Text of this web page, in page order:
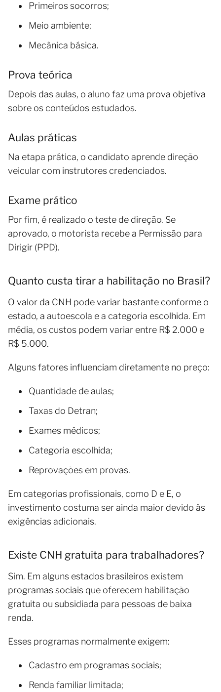
Primeiros socorros;
Meio ambiente;
Mecânica básica.
Prova teórica
Depois das aulas, o aluno faz uma prova objetiva
sobre os conteúdos estudados.
Aulas práticas
Na etapa prática, o candidato aprende direção
veicular com instrutores credenciados.
Exame prático
Por fim, é realizado o teste de direção. Se
aprovado, o motorista recebe a Permissão para
Dirigir (PPD).
Quanto custa tirar a habilitação no Brasil?
O valor da CNH pode variar bastante conforme o
estado, a autoescola e a categoria escolhida. Em
média, os custos podem variar entre R$ 2.000 e
R$ 5.000.
Alguns fatores influenciam diretamente no preço:
Quantidade de aulas;
Taxas do Detran;
Exames médicos;
Categoria escolhida;
Reprovações em provas.
Em categorias profissionais, como D e E, o
investimento costuma ser ainda maior devido às
exigências adicionais.
Existe CNH gratuita para trabalhadores?
Sim. Em alguns estados brasileiros existem
programas sociais que oferecem habilitação
gratuita ou subsidiada para pessoas de baixa
renda.
Esses programas normalmente exigem:
Cadastro em programas sociais;
Renda familiar limitada;